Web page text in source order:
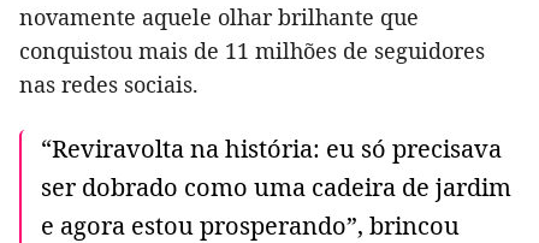
novamente aquele olhar brilhante que
conquistou mais de 11 milhões de seguidores
nas redes sociais.
“Reviravolta na história: eu só precisava
ser dobrado como uma cadeira de jardim
e agora estou prosperando”, brincou